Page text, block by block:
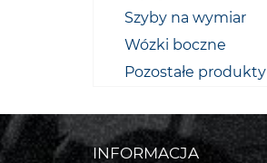
Szyby na wymiar
Wózki boczne
Pozostałe produkty
INFORMACJA